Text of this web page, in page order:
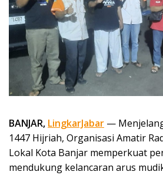
BANJAR, LingkarJabar —
1447 Hijriah, Organisasi Amatir
Lokal Kota Banjar memperkuat
mendukung kelancaran arus